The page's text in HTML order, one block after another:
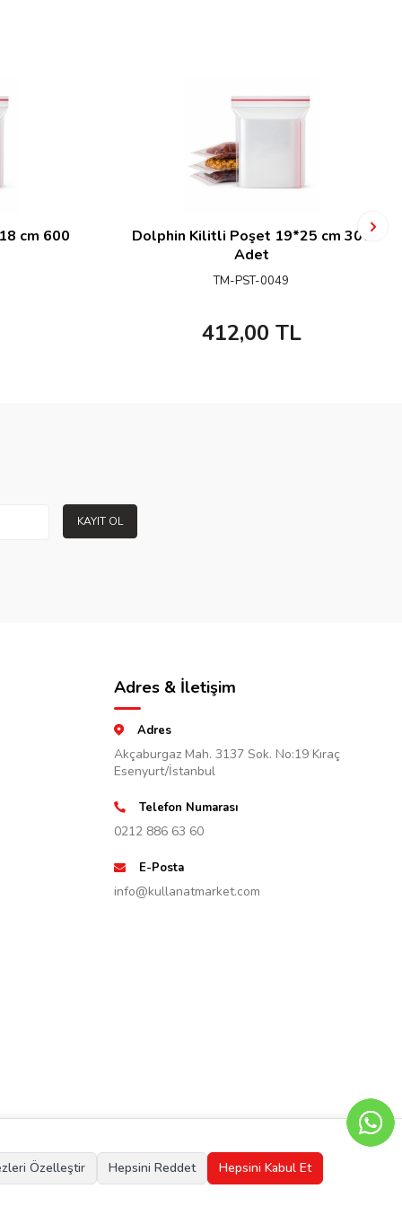
cm 600
Dolphin Kilitli Poşet 19*25 cm 300
Adet
TM-PST-0049
412,00 TL
KAYIT OL
Adres & İletişim
Adres
Akçaburgaz Mah. 3137 Sok. No:19 Kıraç
Esenyurt/İstanbul
Telefon Numarası
0212 886 63 60
E-Posta
info@kullanatmarket.com
Özelleştir Hepsini Reddet Hepsini Kabul Et